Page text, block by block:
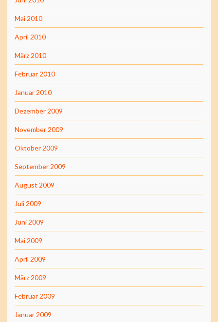
Mai 2010
April 2010
März 2010
Februar 2010
Januar 2010
Dezember 2009
November 2009
Oktober 2009
September 2009
August 2009
Juli 2009
Juni 2009
Mai 2009
April 2009
März 2009
Februar 2009
Januar 2009